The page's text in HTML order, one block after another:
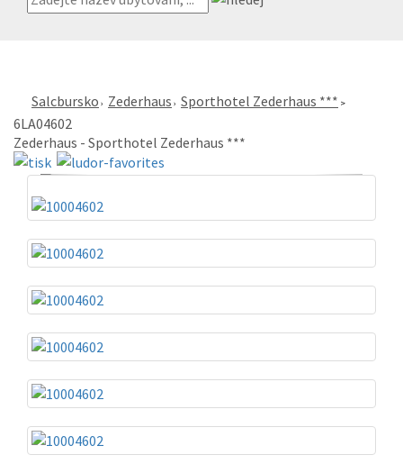
Salcbursko Zederhaus Sporthotel Zederhaus ***
6LA04602
Zederhaus - Sporthotel Zederhaus ***